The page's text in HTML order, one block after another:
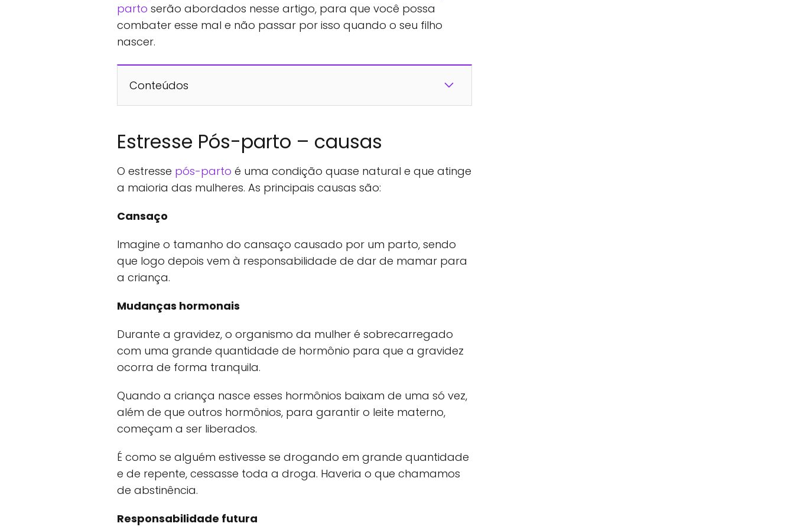
parto serão abordados nesse artigo, para que você possa
combater esse mal e não passar por isso quando o seu filho
nascer.
Conteúdos
Estresse Pós-parto – causas
O estresse pós-parto é uma condição quase natural e que atinge
a maioria das mulheres. As principais causas são:
Cansaço
Imagine o tamanho do cansaço causado por um parto, sendo
que logo depois vem à responsabilidade de dar de mamar para
a criança.
Mudanças hormonais
Durante a gravidez, o organismo da mulher é sobrecarregado
com uma grande quantidade de hormônio para que a gravidez
ocorra de forma tranquila.
Quando a criança nasce esses hormônios baixam de uma só vez,
além de que outros hormônios, para garantir o leite materno,
começam a ser liberados.
É como se alguém estivesse se drogando em grande quantidade
e de repente, cessasse toda a droga. Haveria o que chamamos
de abstinência.
Responsabilidade futura